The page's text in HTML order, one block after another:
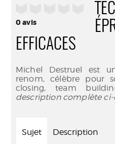
0avis
EFFICACES
Michel Destruel est
renom, célèbre pour
closing, team
description complète ci-
Sujet Description